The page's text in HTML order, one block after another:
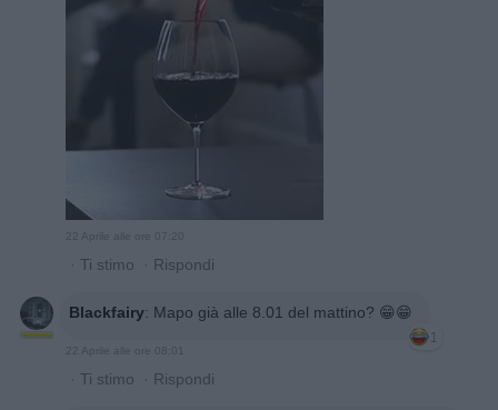
22 Aprile alle ore 07:20
· Ti stimo · Rispondi
Blackfairy: Mapo già alle 8.01 del mattino? 😁😁
1
22 Aprile alle ore 08:01
· Ti stimo · Rispondi